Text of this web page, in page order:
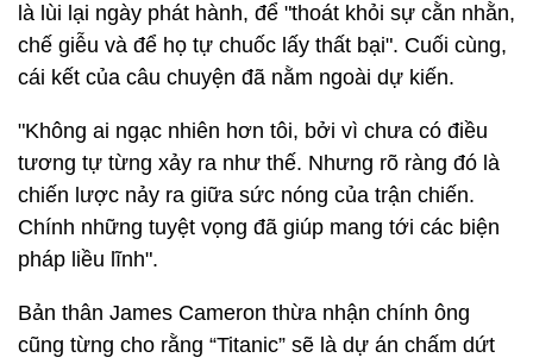
là lùi lại ngày phát hành, để "thoát khỏi sự cằn nhằn,
chế giễu và để họ tự chuốc lấy thất bại". Cuối cùng,
cái kết của câu chuyện đã nằm ngoài dự kiến.
"Không ai ngạc nhiên hơn tôi, bởi vì chưa có điều
tương tự từng xảy ra như thế. Nhưng rõ ràng đó là
chiến lược nảy ra giữa sức nóng của trận chiến.
Chính những tuyệt vọng đã giúp mang tới các biện
pháp liều lĩnh".
Bản thân James Cameron thừa nhận chính ông
cũng từng cho rằng “Titanic” sẽ là dự án chấm dứt